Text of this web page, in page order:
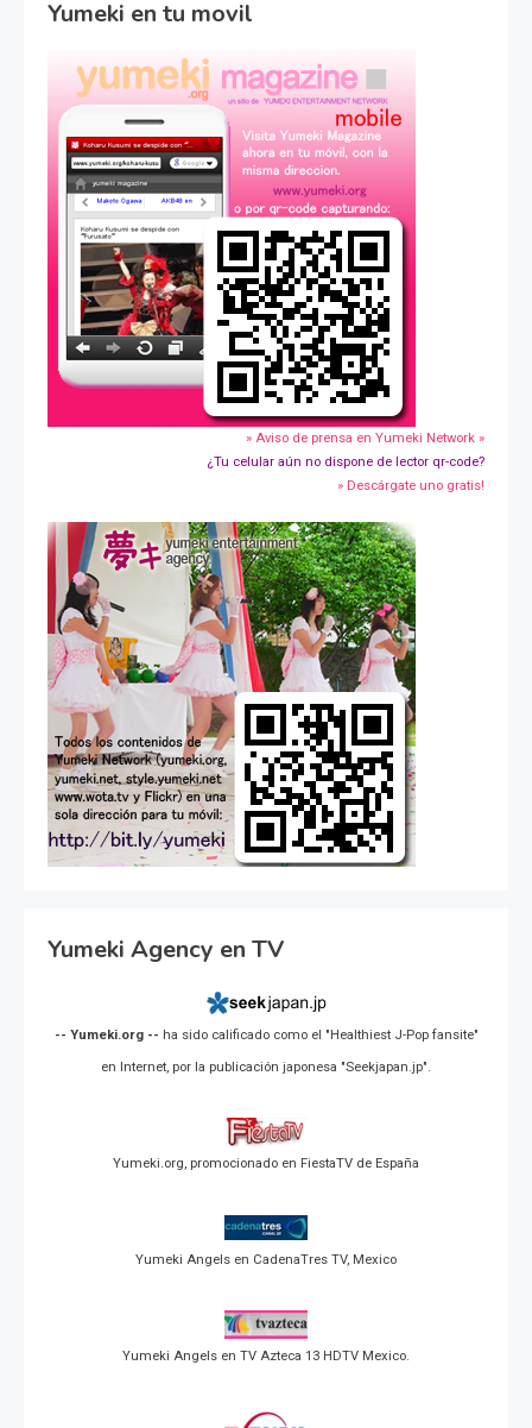
Yumeki en tu movil
» Aviso de prensa en Yumeki Network »
¿Tu celular aún no dispone de lector qr-code?
» Descárgate uno gratis!
Yumeki Agency en TV
-- Yumeki.org -- ha sido calificado como el "Healthiest J-Pop fansite"
en Internet, por la publicación japonesa "Seekjapan.jp".
Yumeki.org, promocionado en FiestaTV de España
Yumeki Angels en CadenaTres TV, Mexico
Yumeki Angels en TV Azteca 13 HDTV Mexico.